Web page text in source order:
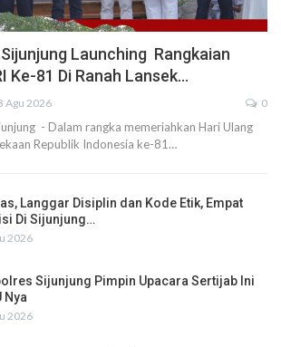
Launching Rangkaian
Ke-81 Di Ranah Lansek…
Agu 2026 0
- Dalam rangka memeriahkan Hari Ulang
Republik Indonesia ke-81…
Langgar Disiplin dan Kode Etik, Empat
Di Sijunjung…
2026
Sijunjung Pimpin Upacara Sertijab Ini
Nya
2026